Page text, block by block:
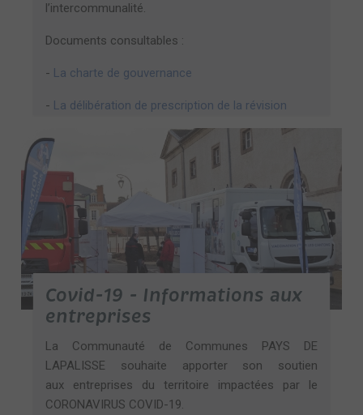
l’intercommunalité.
Documents consultables :
- La charte de gouvernance
- La délibération de prescription de la révision
Covid-19 - Informations aux
entreprises
La Communauté de Communes PAYS DE
LAPALISSE souhaite apporter son soutien
aux entreprises du territoire impactées par le
CORONAVIRUS COVID-19.